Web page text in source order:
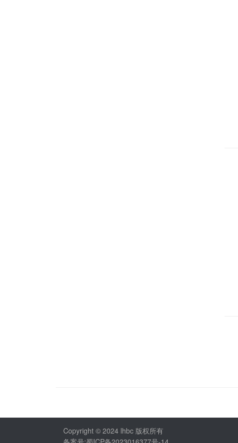
Copyright © 2024 lhbc 版权所有